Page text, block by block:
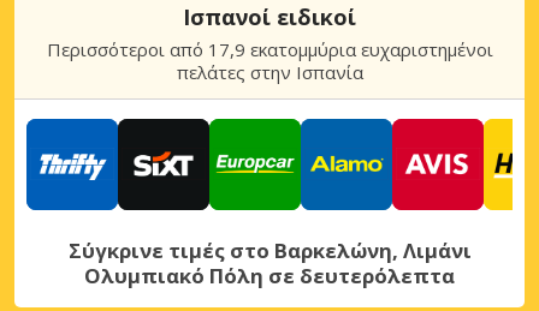
Ισπανοί ειδικοί
Περισσότεροι από 17,9 εκατομμύρια ευχαριστημένοι
πελάτες στην Ισπανία
Σύγκρινε τιμές στο Βαρκελώνη, Λιμάνι
Ολυμπιακό Πόλη σε δευτερόλεπτα